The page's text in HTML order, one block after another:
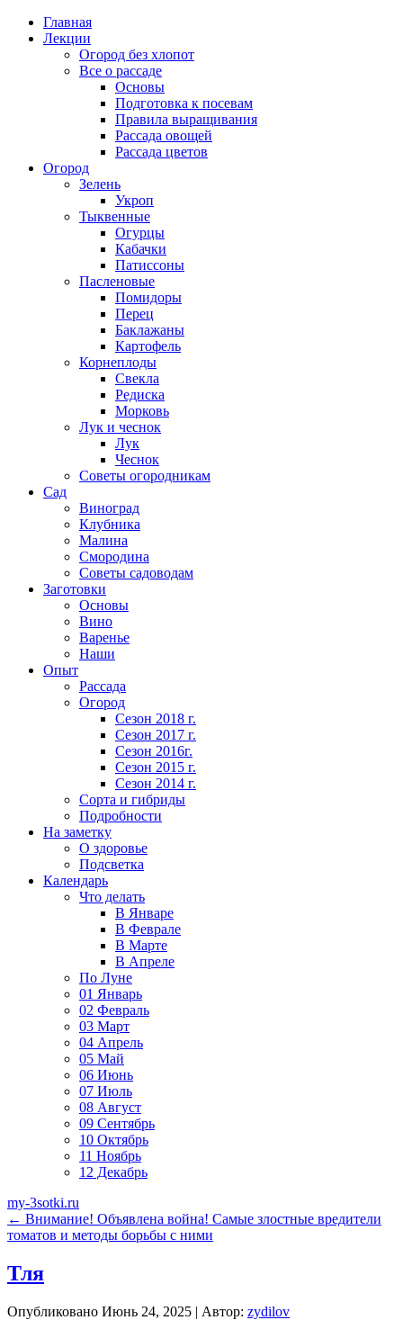
Главная
Лекции
Огород без хлопот
Все о рассаде
Основы
Подготовка к посевам
Правила выращивания
Рассада овощей
Рассада цветов
Огород
Зелень
Укроп
Тыквенные
Огурцы
Кабачки
Патиссоны
Пасленовые
Помидоры
Перец
Баклажаны
Картофель
Корнеплоды
Свекла
Редиска
Морковь
Лук и чеснок
Лук
Чеснок
Советы огородникам
Сад
Виноград
Клубника
Малина
Смородина
Советы садоводам
Заготовки
Основы
Вино
Варенье
Наши
Опыт
Рассада
Огород
Сезон 2018 г.
Сезон 2017 г.
Сезон 2016г.
Сезон 2015 г.
Сезон 2014 г.
Сорта и гибриды
Подробности
На заметку
О здоровье
Подсветка
Календарь
Что делать
В Январе
В Феврале
В Марте
В Апреле
По Луне
01 Январь
02 Февраль
03 Март
04 Апрель
05 Май
06 Июнь
07 Июль
08 Август
09 Сентябрь
10 Октябрь
11 Ноябрь
12 Декабрь
my-3sotki.ru
← Внимание! Объявлена война! Самые злостные вредители
томатов и методы борьбы с ними
Тля
Опубликовано Июнь 24, 2025 | Автор: zydilov